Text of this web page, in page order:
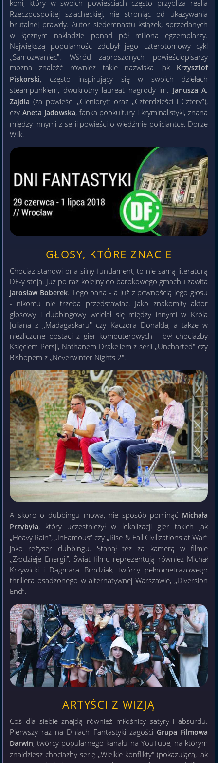
koni, który w swoich powieściach często przybliża realia
Rzeczpospolitej szlacheckiej, nie stroniąc od ukazywania
brutalnej prawdy. Autor siedemnastu książek, sprzedanych
w łącznym nakładzie ponad pół miliona egzemplarzy.
Największą popularność zdobył jego czterotomowy cykl
,,Samozwaniec". Wśród zaproszonych powieściopisarzy
można znaleźć również takie nazwiska jak Krzysztof
Piskorski, często inspirujący się w swoich dziełach
steampunkiem, dwukrotny laureat nagrody im. Janusza A.
Zajdla (za powieści ,,Cienioryt” oraz ,,Czterdzieści i Cztery”),
czy Aneta Jadowska, fanka popkultury i kryminalistyki, znana
między innymi z serii powieści o wiedźmie-policjantce, Dorze
Wilk.
GŁOSY, KTÓRE ZNACIE
Chociaż stanowi ona silny fundament, to nie samą literaturą
DF-y stoją. Już po raz kolejny do barokowego gmachu zawita
Jarosław Boberek. Tego pana - a już z pewnością jego głosu
- nikomu nie trzeba przedstawiać. Jako znakomity aktor
głosowy i dubbingowy wcielał się między innymi w Króla
Juliana z ,,Madagaskaru" czy Kaczora Donalda, a także w
niezliczone postaci z gier komputerowych - był chociażby
Księciem Persji, Nathanem Drake'iem z serii ,,Uncharted" czy
Bishopem z ,,Neverwinter Nights 2".
A skoro o dubbingu mowa, nie sposób pominąć Michała
Przybyła, który uczestniczył w lokalizacji gier takich jak
„Heavy Rain”, „InFamous” czy „Rise & Fall Civilizations at War”
jako reżyser dubbingu. Stanął też za kamerą w filmie
,,Złodzieje Energii’’. Świat filmu reprezentują również Michał
Krzywicki i Dagmara Brodziak, twórcy pełnometrażowego
thrillera osadzonego w alternatywnej Warszawie, ,,Diversion
End”.
ARTYŚCI Z WIZJĄ
Coś dla siebie znajdą również miłośnicy satyry i absurdu.
Pierwszy raz na Dniach Fantastyki zagości Grupa Filmowa
Darwin, twórcy popularnego kanału na YouTube, na którym
znajdziesz chociażby serię ,,Wielkie konflikty" (pokazującą, jak